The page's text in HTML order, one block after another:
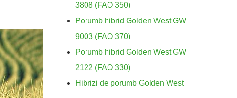
3808 (FAO 350)
Porumb hibrid Golden West GW
9003 (FAO 370)
Porumb hibrid Golden West GW
2122 (FAO 330)
Hibrizi de porumb Golden West